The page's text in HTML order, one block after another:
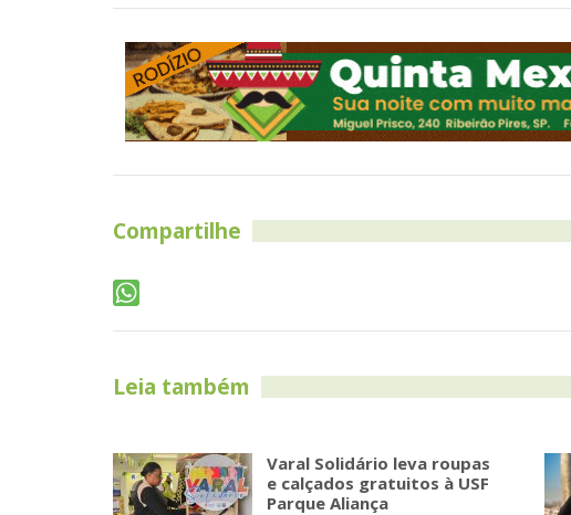
Compartilhe
Leia também
Varal Solidário leva roupas
e calçados gratuitos à USF
Parque Aliança